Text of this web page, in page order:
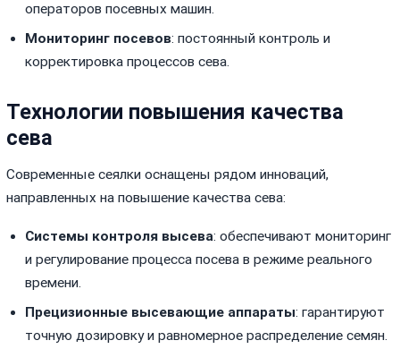
операторов посевных машин.
Мониторинг посевов: постоянный контроль и
корректировка процессов сева.
Технологии повышения качества
сева
Современные сеялки оснащены рядом инноваций,
направленных на повышение качества сева:
Системы контроля высева: обеспечивают мониторинг
и регулирование процесса посева в режиме реального
времени.
Прецизионные высевающие аппараты: гарантируют
точную дозировку и равномерное распределение семян.